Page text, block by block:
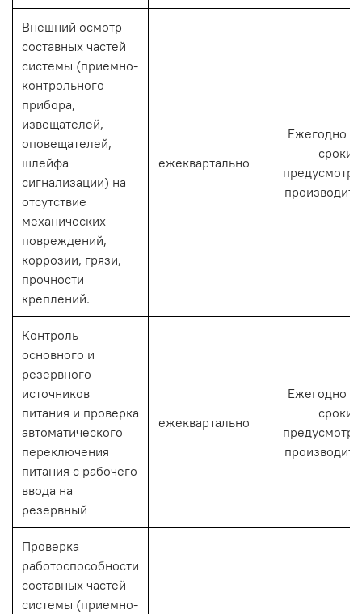
Внешний осмотр
составных частей
системы (приемно-
контрольного
прибора,
извещателей,
оповещателей,
шлейфа
сигнализации) на
отсутствие
механических
повреждений,
коррозии, грязи,
прочности
креплений.
ежеквартально
Ежегодно
сроки,
Контроль
основного и
резервного
источников
питания и проверка
автоматического
переключения
питания с рабочего
ввода на
резервный
ежеквартально
Ежегодно
сроки,
Проверка
работоспособности
составных частей
системы (приемно-